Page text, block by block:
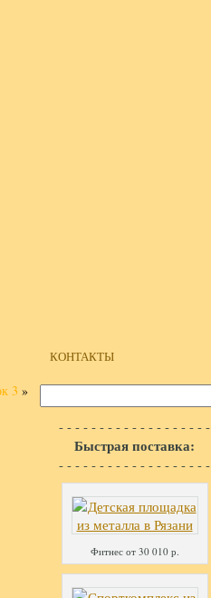
КОНТАКТЫ
3 »
- - - - - - - - - - - - - - - - - - -
Быстрая поставка:
- - - - - - - - - - - - - - - - - - -
Фитнес от 30 010 р.